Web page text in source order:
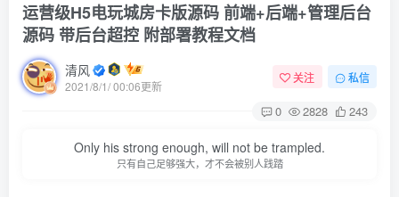
运营级H5电玩城房卡版源码 前端+后端+管理后台
源码 带后台超控 附部署教程文档
清风
2021/8/1/ 00:06更新
关注 私信
0 2828 243
Only his strong enough, will not be trampled.
只有自己足够强大，才不会被别人践踏
没有账号？立即注册